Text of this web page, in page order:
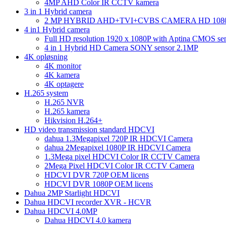
4MP AHD Color IR CCTV kamera
3 in 1 Hybrid camera
2 MP HYBRID AHD+TVI+CVBS CAMERA HD
4 in1 Hybrid camera
Full HD resolution 1920 x 1080P with Aptina CMOS
4 in 1 Hybrid HD Camera SONY sensor 2.1MP
4K opløsning
4K monitor
4K kamera
4K optagere
H.265 system
H.265 NVR
H.265 kamera
Hikvision H.264+
HD video transmission standard HDCVI
dahua 1.3Megapixel 720P IR HDCVI Camera
dahua 2Megapixel 1080P IR HDCVI Camera
1.3Mega pixel HDCVI Color IR CCTV Camera
2Mega Pixel HDCVI Color IR CCTV Camera
HDCVI DVR 720P OEM licens
HDCVI DVR 1080P OEM licens
Dahua 2MP Starlight HDCVI
Dahua HDCVI recorder XVR - HCVR
Dahua HDCVI 4.0MP
Dahua HDCVI 4.0 kamera